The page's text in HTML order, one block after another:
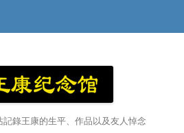
記錄王康的生平、作品以及友人悼念